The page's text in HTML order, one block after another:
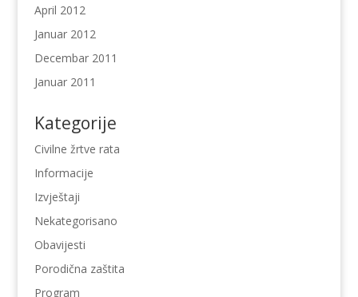
April 2012
Januar 2012
Decembar 2011
Januar 2011
Kategorije
Civilne žrtve rata
Informacije
Izvještaji
Nekategorisano
Obavijesti
Porodična zaštita
Program